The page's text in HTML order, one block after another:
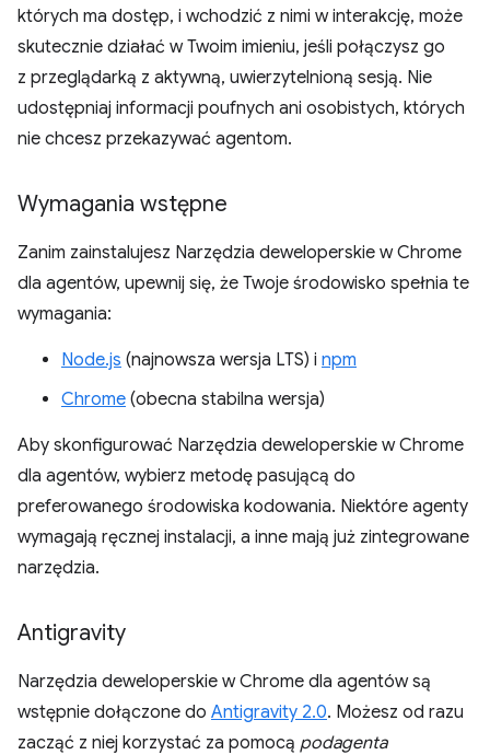
których ma dostęp, i wchodzić z nimi w interakcję, może
skutecznie działać w Twoim imieniu, jeśli połączysz go
z przeglądarką z aktywną, uwierzytelnioną sesją. Nie
udostępniaj informacji poufnych ani osobistych, których
nie chcesz przekazywać agentom.
Wymagania wstępne
Zanim zainstalujesz Narzędzia deweloperskie w Chrome
dla agentów, upewnij się, że Twoje środowisko spełnia te
wymagania:
Node.js (najnowsza wersja LTS) i npm
Chrome (obecna stabilna wersja)
Aby skonfigurować Narzędzia deweloperskie w Chrome
dla agentów, wybierz metodę pasującą do
preferowanego środowiska kodowania. Niektóre agenty
wymagają ręcznej instalacji, a inne mają już zintegrowane
narzędzia.
Antigravity
Narzędzia deweloperskie w Chrome dla agentów są
wstępnie dołączone do Antigravity 2.0. Możesz od razu
zacząć z niej korzystać za pomocą podagenta